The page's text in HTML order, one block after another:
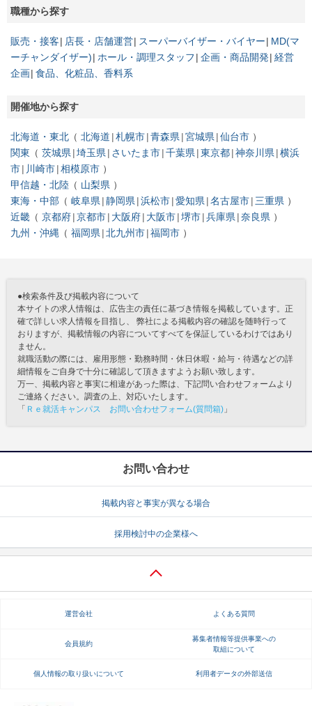
職種から探す
販売・接客 店長・店舗運営 スーパーバイザー・バイヤー
MD(マ
ーチャンダイザー)
ホール・調理スタッフ 企画・商品開発 経営
企画 食品、化粧品、香料系
開催地から探す
北海道・東北 北海道 札幌市 青森県 宮城県 仙台市
関東
茨城県 埼玉県 さいたま市 千葉県 東京都 神奈川県 横浜
市
川崎市 相模原市
甲信越・北陸
山梨県
東海・中部
岐阜県 静岡県 浜松市 愛知県 名古屋市 三重県
近畿
京都府 京都市 大阪府 大阪市 堺市 兵庫県 奈良県
九州・沖縄
福岡県 北九州市 福岡市
●検索条件及び掲載内容について
本サイトの求人情報は、広告主の責任に基づき情報を掲載しています。正
確で詳しい求人情報を目指し、 弊社による掲載内容の確認を随時行って
おりますが、掲載情報の内容についてすべてを保証しているわけではあり
ません。
就職活動の際には、雇用形態・勤務時間・休日休暇・給与・待遇などの詳
細情報をご自身で十分に確認して頂きますようお願い致します。
万一、掲載内容と事実に相違があった際は、下記問い合わせフォームより
ご連絡ください。調査の上、対応いたします。
「 Ｒｅ就活キャンパス お問い合わせフォーム(質問箱) 」
お問い合わせ
掲載内容と事実が異なる場合
採用検討中の企業様へ
運営会社 よくある質問
会員規約
募集者情報等提供事業への
取組について
個人情報の取り扱いについて 利用者データの外部送信